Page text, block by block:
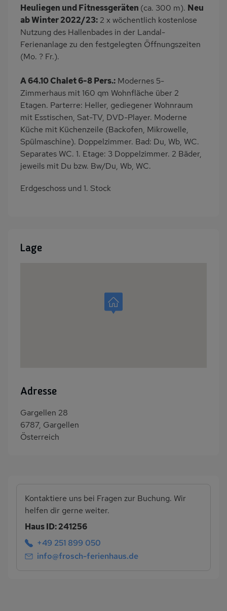
Heuliegen und Fitnessgeräten (ca. 300 m). Neu
ab Winter 2022/23: 2 x wöchentlich kostenlose
Nutzung des Hallenbades in der Landal-
Ferienanlage zu den festgelegten Öffnungszeiten
(Mo. ? Fr.).
A 64.10 Chalet 6-8 Pers.: Modernes 5-
Zimmerhaus mit 160 qm Wohnfläche über 2
Etagen. Parterre: Heller, gediegener Wohnraum
mit Esstischen, Sat-TV, DVD-Player. Moderne
Küche mit Küchenzeile (Backofen, Mikrowelle,
Spülmaschine). Doppelzimmer. Bad: Du, Wb, WC.
Separates WC. 1. Etage: 3 Doppelzimmer. 2 Bäder,
jeweils mit Du bzw. Bw/Du, Wb, WC.
Erdgeschoss und 1. Stock
Lage
Adresse
Gargellen 28
6787, Gargellen
Österreich
Kontaktiere uns bei Fragen zur Buchung. Wir
helfen dir gerne weiter.
Haus ID: 241256
+49 251 899 050
info@frosch-ferienhaus.de